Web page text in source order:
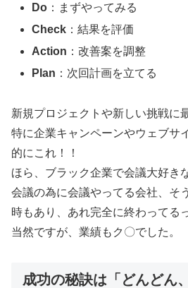
Do ：まずやってみる
Check ：結果を評価
Action ：改善案を調整
Plan ：次回計画を立てる
新規プロジェクトや新しい挑戦に
特に企業キャンペーンやウェブサ
的にこれ！！
ほら、ブラック企業で会議大好き
会議の為に会議やってる会社、そ
時もあり、あれ完全に終わってる
当然ですが、業績もク〇でした。
成功の秘訣は「どんどん